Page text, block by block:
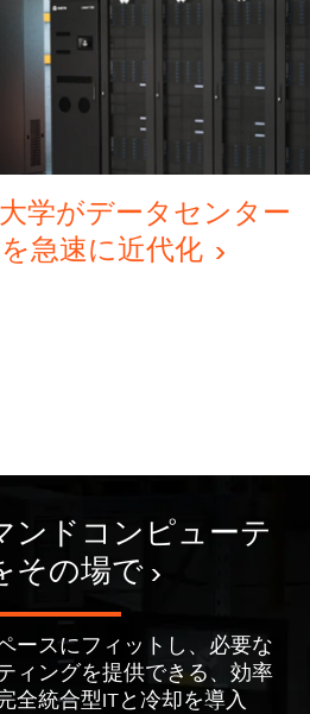
学がデータセンター
急速に近代化
ンドコンピューテ
その場で
ースにフィットし、必要な
ィングを提供できる、効率
全統合型ITと冷却を導入